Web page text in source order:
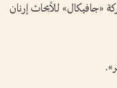
«جافيكال» للأبحاث إرنان